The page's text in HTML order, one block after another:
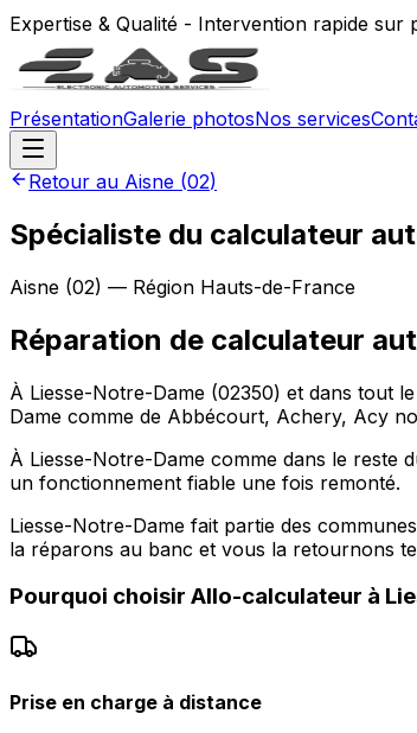
Expertise & Qualité - Intervention rapide sur
PrésentationGalerie photosNos services
Retour au Aisne (02)
Spécialiste du calculateur
Aisne (02) — Région Hauts-de-France
Réparation de calculateur
À Liesse-Notre-Dame (02350) et dans tout
Dame comme de Abbécourt, Achery, Acy
À Liesse-Notre-Dame comme dans le reste
un fonctionnement fiable une fois remonté.
Liesse-Notre-Dame fait partie des
la réparons au banc et vous la retournons
Pourquoi choisir Allo-calculateur à
Prise en charge à distance